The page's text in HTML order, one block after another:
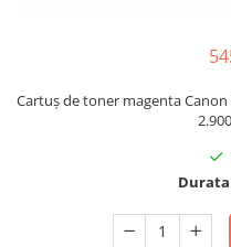
Cartuș de toner magenta